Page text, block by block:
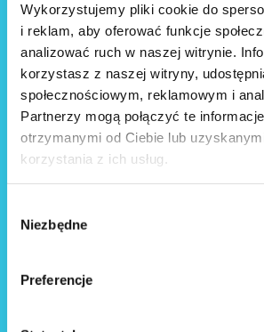
Wykorzystujemy pliki cookie do
i reklam, aby oferować funkcje
analizować ruch w naszej witrynie.
korzystasz z naszej witryny,
społecznościowym, reklamowym i
Partnerzy mogą połączyć te
otrzymanymi od Ciebie lub
korzystania z ich usług.
zgody
Niezbędne
Preferencje
Wyślij